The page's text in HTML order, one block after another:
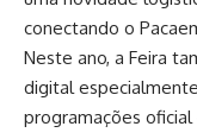
conectando o
Neste ano, a Feira
digital
programações